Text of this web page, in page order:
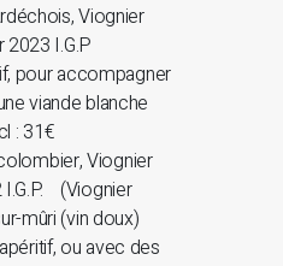
Viognier
2023 I.G.P
pour accompagner
viande blanche
: 31€
Viognier
(Viognier
mûri (vin doux)
ou avec des